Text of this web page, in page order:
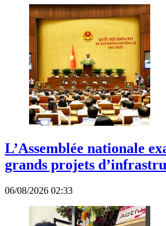
L’Assemblée nationale
grands projets
06/08/2026 02:33